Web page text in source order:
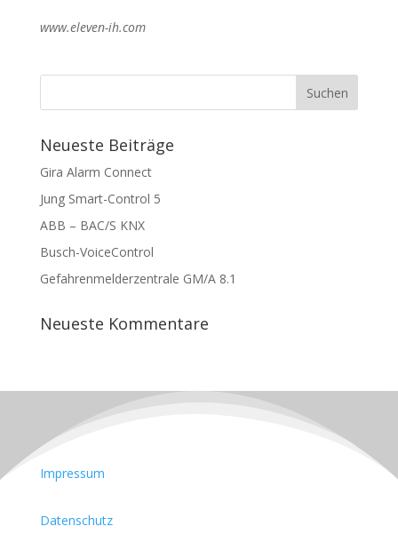
www.eleven-ih.com
Neueste Beiträge
Gira Alarm Connect
Jung Smart-Control 5
ABB – BAC/S KNX
Busch-VoiceControl
Gefahrenmelderzentrale GM/A 8.1
Neueste Kommentare
Impressum
Datenschutz